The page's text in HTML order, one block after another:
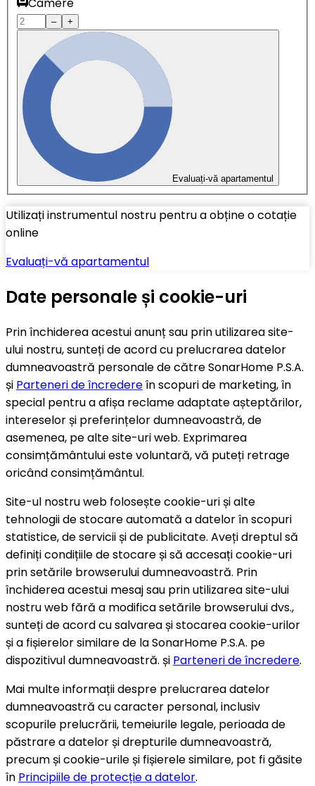
– +
Evaluați-vă apartamentul
Utilizați instrumentul nostru pentru a obține o cotație
online
Evaluați-vă apartamentul
Date personale și cookie-uri
Prin închiderea acestui anunț sau prin utilizarea site-
ului nostru, sunteți de acord cu prelucrarea datelor
dumneavoastră personale de către SonarHome P.S.A.
și Parteneri de încredereîn scopuri de marketing, în
special pentru a afișa reclame adaptate așteptărilor,
intereselor și preferințelor dumneavoastră, de
asemenea, pe alte site-uri web. Exprimarea
consimțământului este voluntară, vă puteți retrage
oricând consimțământul.
Site-ul nostru web folosește cookie-uri și alte
tehnologii de stocare automată a datelor în scopuri
statistice, de servicii și de publicitate. Aveți dreptul să
definiți condițiile de stocare și să accesați cookie-uri
prin setările browserului dumneavoastră. Prin
închiderea acestui mesaj sau prin utilizarea site-ului
nostru web fără a modifica setările browserului dvs.,
sunteți de acord cu salvarea și stocarea cookie-urilor
și a fișierelor similare de la SonarHome P.S.A. pe
dispozitivul dumneavoastră. și Parteneri de încredere.
Mai multe informații despre prelucrarea datelor
dumneavoastră cu caracter personal, inclusiv
scopurile prelucrării, temeiurile legale, perioada de
păstrare a datelor și drepturile dumneavoastră,
precum și cookie-urile și fișierele similare, pot fi găsite
în Principiile de protecție a datelor.